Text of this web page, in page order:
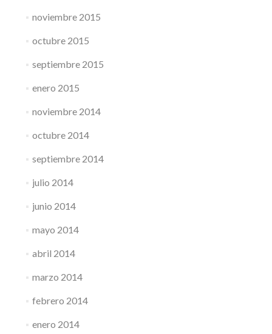
noviembre 2015
octubre 2015
septiembre 2015
enero 2015
noviembre 2014
octubre 2014
septiembre 2014
julio 2014
junio 2014
mayo 2014
abril 2014
marzo 2014
febrero 2014
enero 2014